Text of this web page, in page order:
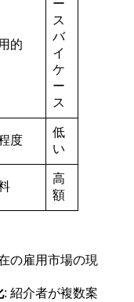
的
ー
ス
バ
イ
ケ
ー
ス
度
低
い
高
額
の雇用市場の現
: 紹介者が複数案